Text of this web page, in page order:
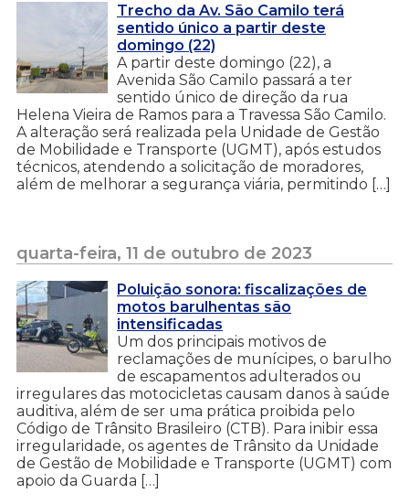
Trecho da Av. São Camilo terá
sentido único a partir deste
domingo (22)
A partir deste domingo (22), a
Avenida São Camilo passará a ter
sentido único de direção da rua
Helena Vieira de Ramos para a Travessa São Camilo.
A alteração será realizada pela Unidade de Gestão
de Mobilidade e Transporte (UGMT), após estudos
técnicos, atendendo a solicitação de moradores,
além de melhorar a segurança viária, permitindo […]
quarta-feira, 11 de outubro de 2023
Poluição sonora: fiscalizações de
motos barulhentas são
intensificadas
Um dos principais motivos de
reclamações de munícipes, o barulho
de escapamentos adulterados ou
irregulares das motocicletas causam danos à saúde
auditiva, além de ser uma prática proibida pelo
Código de Trânsito Brasileiro (CTB). Para inibir essa
irregularidade, os agentes de Trânsito da Unidade
de Gestão de Mobilidade e Transporte (UGMT) com
apoio da Guarda […]